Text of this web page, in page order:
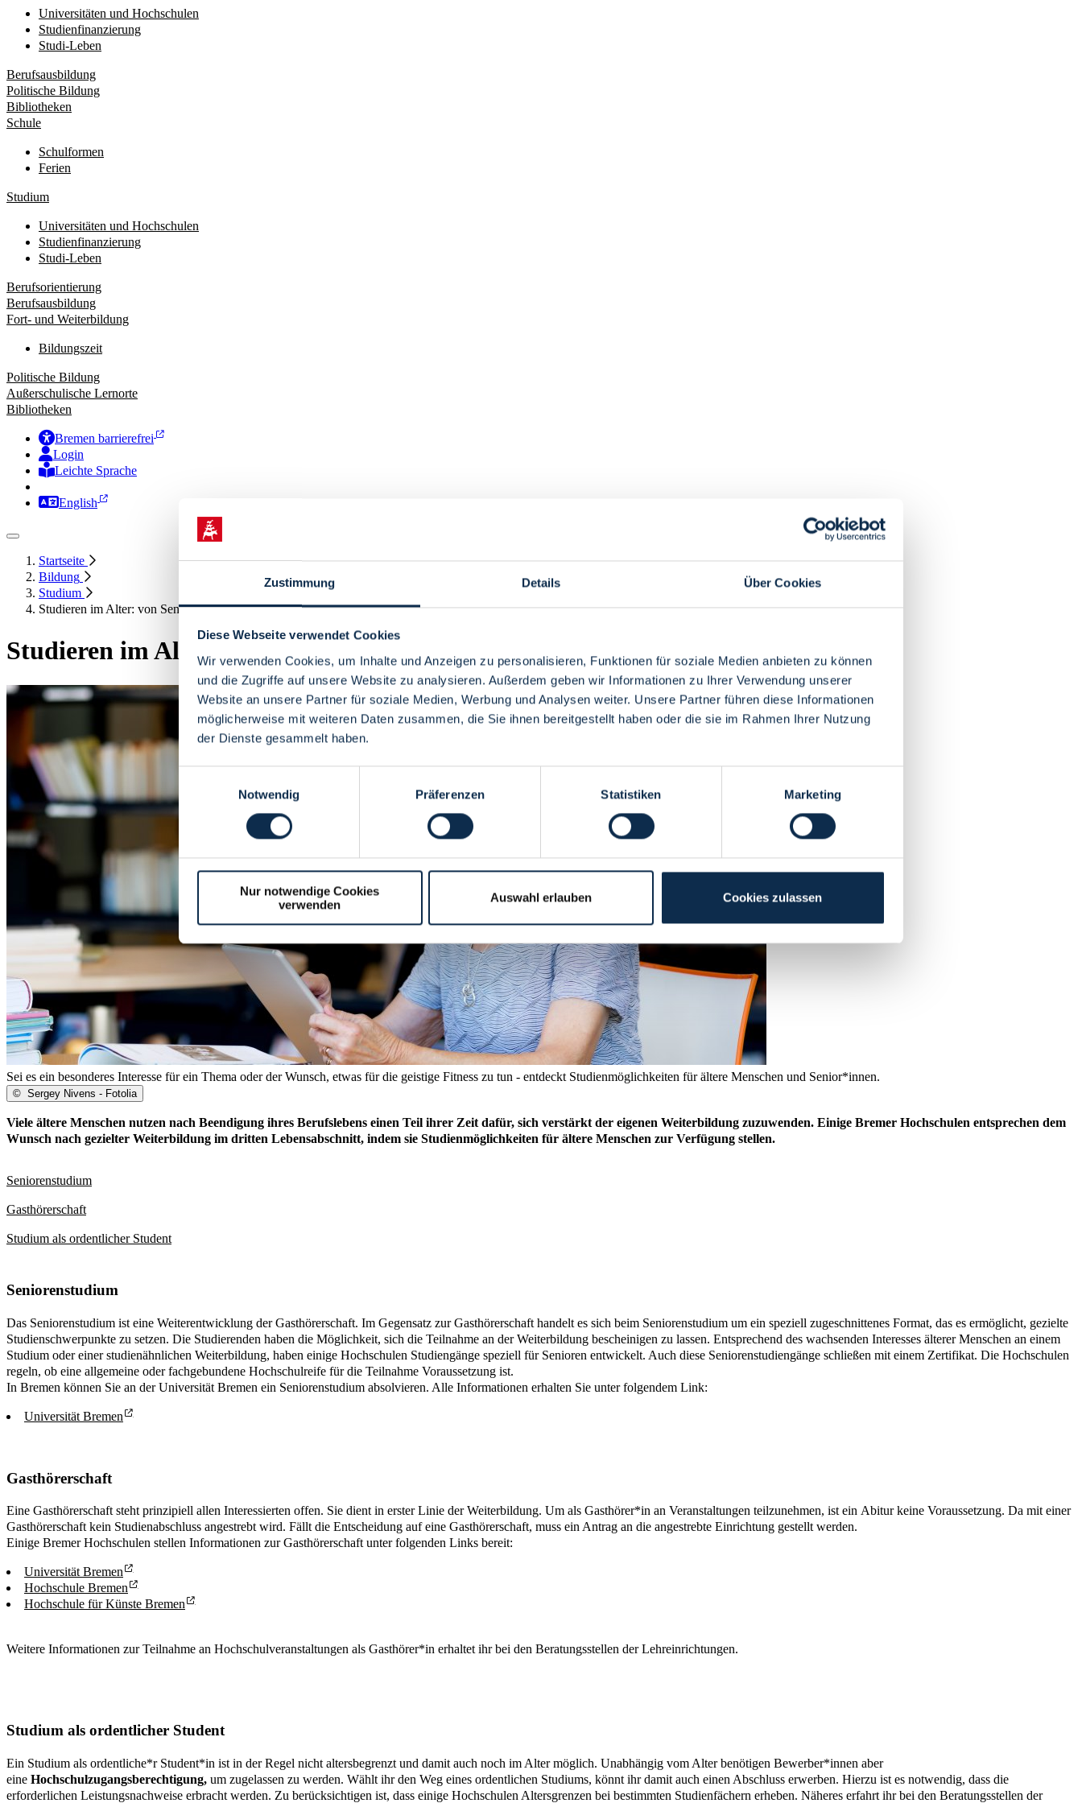
Zustimmung Details Über Cookies
Diese Webseite verwendet Cookies
Wir verwenden Cookies, um Inhalte und Anzeigen zu personalisieren, Funktionen für soziale Medien anbieten zu können
und die Zugriffe auf unsere Website zu analysieren. Außerdem geben wir Informationen zu Ihrer Verwendung unserer
Website an unsere Partner für soziale Medien, Werbung und Analysen weiter. Unsere Partner führen diese Informationen
möglicherweise mit weiteren Daten zusammen, die Sie ihnen bereitgestellt haben oder die sie im Rahmen Ihrer Nutzung
der Dienste gesammelt haben.
Notwendig
Präferenzen Statistiken Marketing
Nur notwendige Cookies
verwenden
Auswahl erlauben Cookies zulassen
Universitäten und Hochschulen
Studienfinanzierung
Studi-Leben
Berufsausbildung
Politische Bildung
Bibliotheken
Schule
Schulformen
Ferien
Studium
Universitäten und Hochschulen
Studienfinanzierung
Studi-Leben
Berufsorientierung
Berufsausbildung
Fort- und Weiterbildung
Bildungszeit
Politische Bildung
Außerschulische Lernorte
Bibliotheken
Bremen barrierefrei
Login
Leichte Sprache
English
Startseite
Bildung
Studium
Studieren im Alter: von Seniorenstudium bis Gasthörerschaft
Studieren im Alter: von Seniorenstudium bis Gasthörerschaft
Sei es ein besonderes Interesse für ein Thema oder der Wunsch, etwas für die geistige Fitness zu tun - entdeckt Studienmöglichkeiten für ältere Menschen und Senior*innen.
© Sergey Nivens - Fotolia
Viele ältere Menschen nutzen nach Beendigung ihres Berufslebens einen Teil ihrer Zeit dafür, sich verstärkt der eigenen Weiterbildung zuzuwenden. Einige Bremer Hochschulen entsprechen dem
Wunsch nach gezielter Weiterbildung im dritten Lebensabschnitt, indem sie Studienmöglichkeiten für ältere Menschen zur Verfügung stellen.
Seniorenstudium
Gasthörerschaft
Studium als ordentlicher Student
Seniorenstudium
Das Seniorenstudium ist eine Weiterentwicklung der Gasthörerschaft. Im Gegensatz zur Gasthörerschaft handelt es sich beim Seniorenstudium um ein speziell zugeschnittenes Format, das es ermöglicht, gezielte
Studienschwerpunkte zu setzen. Die Studierenden haben die Möglichkeit, sich die Teilnahme an der Weiterbildung bescheinigen zu lassen. Entsprechend des wachsenden Interesses älterer Menschen an einem
Studium oder einer studienähnlichen Weiterbildung, haben einige Hochschulen Studiengänge speziell für Senioren entwickelt. Auch diese Seniorenstudiengänge schließen mit einem Zertifikat. Die Hochschulen
regeln, ob eine allgemeine oder fachgebundene Hochschulreife für die Teilnahme Voraussetzung ist.
In Bremen können Sie an der Universität Bremen ein Seniorenstudium absolvieren. Alle Informationen erhalten Sie unter folgendem Link:
Universität Bremen
Gasthörerschaft
Eine Gasthörerschaft steht prinzipiell allen Interessierten offen. Sie dient in erster Linie der Weiterbildung. Um als Gasthörer*in an Veranstaltungen teilzunehmen, ist ein Abitur keine Voraussetzung. Da mit einer
Gasthörerschaft kein Studienabschluss angestrebt wird. Fällt die Entscheidung auf eine Gasthörerschaft, muss ein Antrag an die angestrebte Einrichtung gestellt werden.
Einige Bremer Hochschulen stellen Informationen zur Gasthörerschaft unter folgenden Links bereit:
Universität Bremen
Hochschule Bremen
Hochschule für Künste Bremen
Weitere Informationen zur Teilnahme an Hochschulveranstaltungen als Gasthörer*in erhaltet ihr bei den Beratungsstellen der Lehreinrichtungen.
Studium als ordentlicher Student
Ein Studium als ordentliche*r Student*in ist in der Regel nicht altersbegrenzt und damit auch noch im Alter möglich. Unabhängig vom Alter benötigen Bewerber*innen aber
eine Hochschulzugangsberechtigung, um zugelassen zu werden. Wählt ihr den Weg eines ordentlichen Studiums, könnt ihr damit auch einen Abschluss erwerben. Hierzu ist es notwendig, dass die
erforderlichen Leistungsnachweise erbracht werden. Zu berücksichtigen ist, dass einige Hochschulen Altersgrenzen bei bestimmten Studienfächern erheben. Näheres erfahrt ihr bei den Beratungsstellen der